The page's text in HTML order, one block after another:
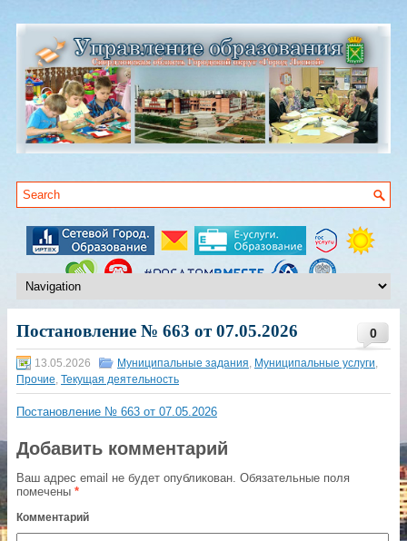
0
Постановление № 663 от 07.05.2026
13.05.2026 Муниципальные задания, Муниципальные услуги,
Прочие, Текущая деятельность
Постановление № 663 от 07.05.2026
Добавить комментарий
Ваш адрес email не будет опубликован. Обязательные поля
помечены *
Комментарий